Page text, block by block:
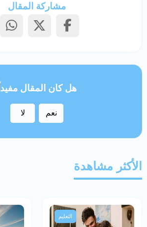
مشاركة المقال
هل كان المقال مفيداً
نعم لا
الأكثر مشاهدة
التعليم